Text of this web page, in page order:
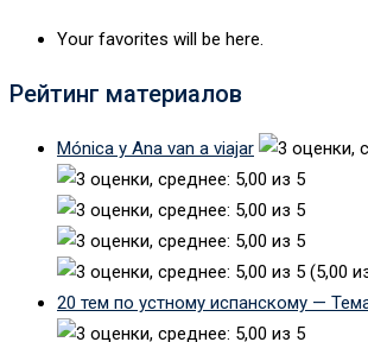
Your favorites will be here.
Рейтинг материалов
Mónica y Ana van a viajar
(5,00
20 тем по устному испанскому —